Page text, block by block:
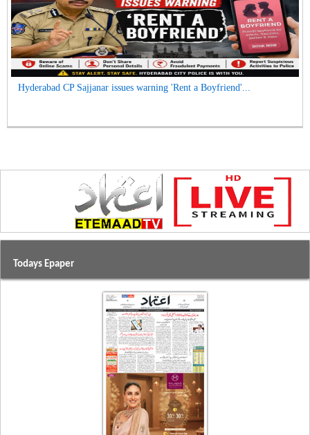
Hyderabad CP Sajjanar issues warning 'Rent a Boyfriend'...
Todays Epaper